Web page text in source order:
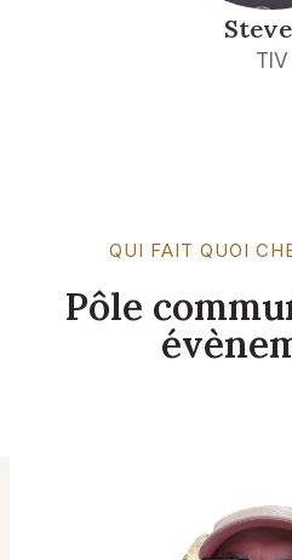
TIV
QUI FAIT QUOI
Pôle